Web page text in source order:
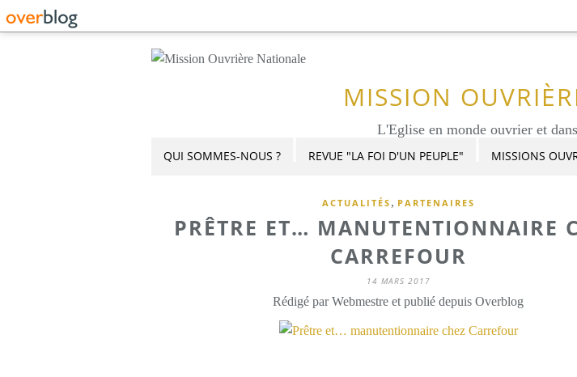
MISSION
L'Eglise en monde ouvrier et
QUI SOMMES-NOUS ? REVUE "LA FOI D'UN PEUPLE" MISSIONS
ACTUALITÉS , PARTENAIRES
PRÊTRE ET… MANUTENTIONNAIRE
CARREFOUR
14 MARS 2017
Rédigé par Webmestre et publié depuis Overblog